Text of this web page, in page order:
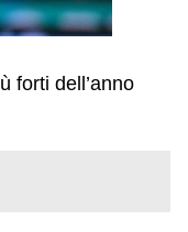
forti dell’anno